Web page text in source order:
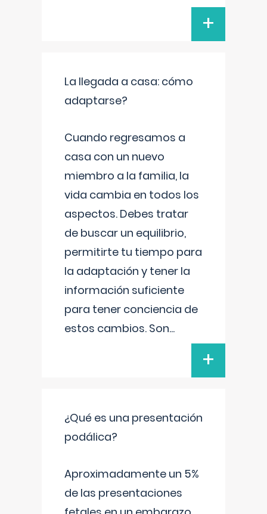
+
La llegada a casa: cómo
adaptarse?
Cuando regresamos a
casa con un nuevo
miembro a la familia, la
vida cambia en todos los
aspectos. Debes tratar
de buscar un equilibrio,
permitirte tu tiempo para
la adaptación y tener la
información suficiente
para tener conciencia de
estos cambios. Son...
+
¿Qué es una presentación
podálica?
Aproximadamente un 5%
de las presentaciones